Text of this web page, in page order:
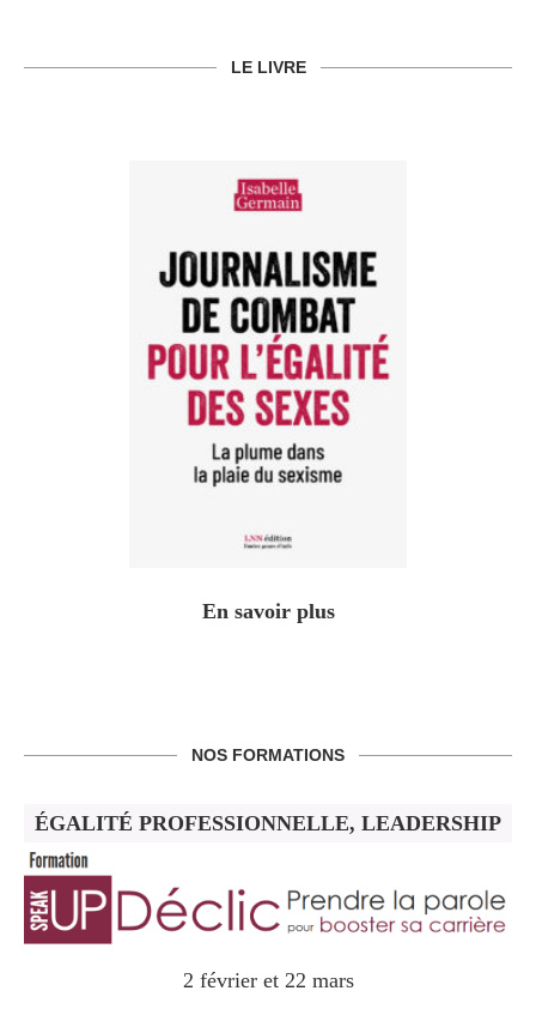
LE LIVRE
En savoir plus
NOS FORMATIONS
ÉGALITÉ PROFESSIONNELLE, LEADERSHIP
2 février et 22 mars